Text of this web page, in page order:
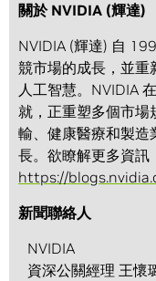
關於 NVIDIA (輝達)
NVIDIA (輝達) 自
競市場的成長，並重
人工智慧。NVIDIA
就，正重塑多個市場
輸、健康醫療和製造
長。欲瞭解更多資訊
https://
新聞聯絡人
NVIDIA
資深公關經理 王懷